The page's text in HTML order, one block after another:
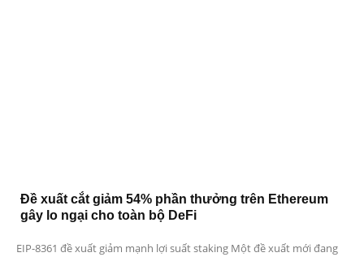
Đề xuất cắt giảm 54% phần thưởng trên Ethereum
gây lo ngại cho toàn bộ DeFi
EIP-8361 đề xuất giảm mạnh lợi suất staking Một đề xuất mới đang